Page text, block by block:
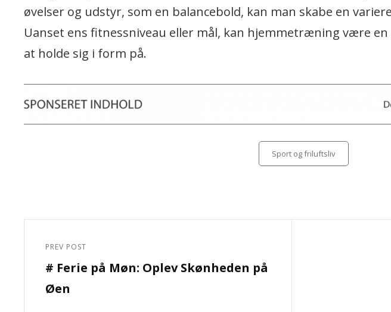
øvelser og udstyr, som en balancebold, kan man skabe en
Uanset ens fitnessniveau eller mål, kan hjemmetræning være
at holde sig i form på.
Sport og friluftsliv
Previous
Post
PREV POST
# Ferie på Møn: Oplev Skønheden på
Øen